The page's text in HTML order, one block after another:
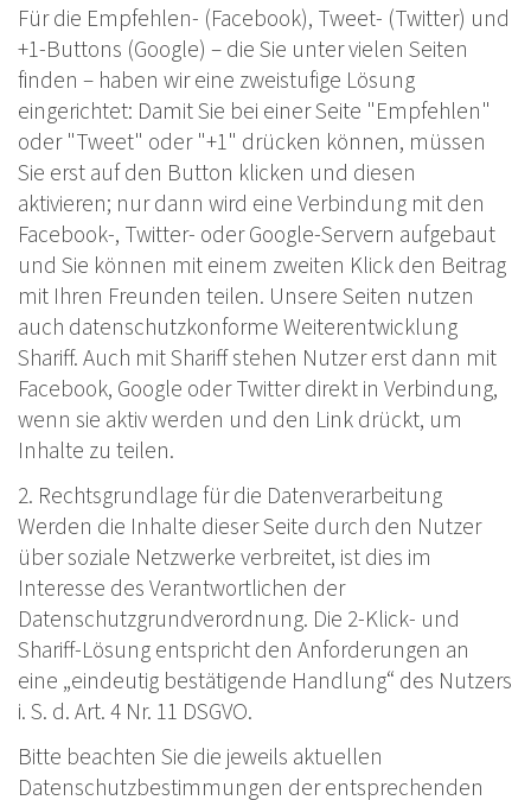
Für die Empfehlen- (Facebook), Tweet- (Twitter) und
+1-Buttons (Google) – die Sie unter vielen Seiten
finden – haben wir eine zweistufige Lösung
eingerichtet: Damit Sie bei einer Seite "Empfehlen"
oder "Tweet" oder "+1" drücken können, müssen
Sie erst auf den Button klicken und diesen
aktivieren; nur dann wird eine Verbindung mit den
Facebook-, Twitter- oder Google-Servern aufgebaut
und Sie können mit einem zweiten Klick den Beitrag
mit Ihren Freunden teilen. Unsere Seiten nutzen
auch datenschutzkonforme Weiterentwicklung
Shariff. Auch mit Shariff stehen Nutzer erst dann mit
Facebook, Google oder Twitter direkt in Verbindung,
wenn sie aktiv werden und den Link drückt, um
Inhalte zu teilen.
2. Rechtsgrundlage für die Datenverarbeitung
Werden die Inhalte dieser Seite durch den Nutzer
über soziale Netzwerke verbreitet, ist dies im
Interesse des Verantwortlichen der
Datenschutzgrundverordnung. Die 2-Klick- und
Shariff-Lösung entspricht den Anforderungen an
eine „eindeutig bestätigende Handlung“ des Nutzers
i. S. d. Art. 4 Nr. 11 DSGVO.
Bitte beachten Sie die jeweils aktuellen
Datenschutzbestimmungen der entsprechenden